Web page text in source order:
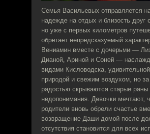
Семья Васильевых отправляется
надежде на отдых и близость друг
но уже с первых километров
обретает непредсказуемый
Вениамин вместе с дочерьми —
Дианой, Ариной и Соней —
видами Кисловодска, удивительной
природой и свежим воздухом, но за
радостью скрываются старые раны
недопонимания. Девочки мечтают,
родители вновь обрели счастье
возвращение Даши домой после
отсутствия становится для всех